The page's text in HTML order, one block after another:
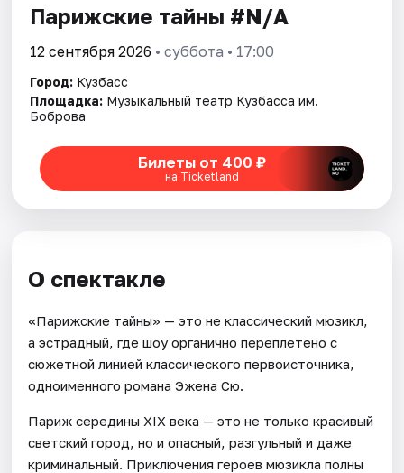
Парижские тайны #N/A
12 сентября 2026 • суббота • 17:00
Город: Кузбасс
Площадка: Музыкальный театр Кузбасса им.
Боброва
Билеты от 400 ₽
на Ticketland
О спектакле
«Парижские тайны» — это не классический мюзикл,
а эстрадный, где шоу органично переплетено с
сюжетной линией классического первоисточника,
одноименного романа Эжена Сю.
Париж середины XIX века — это не только красивый
светский город, но и опасный, разгульный и даже
криминальный. Приключения героев мюзикла полны